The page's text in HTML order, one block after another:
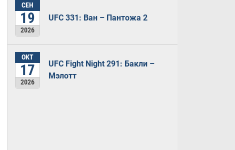
СЕН
19
2026
UFC 331: Ван – Пантожа 2
ОКТ
17
2026
UFC Fight Night 291: Бакли –
Мэлотт